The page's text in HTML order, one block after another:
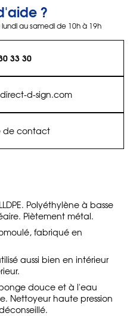
?
au samedi de 10h à 19h
33 30
d-sign.com
de contact
Polyéthylène à basse
Piètement métal.
fabriqué en
aussi bien en intérieur
douce et à l'eau
Nettoyeur haute pression